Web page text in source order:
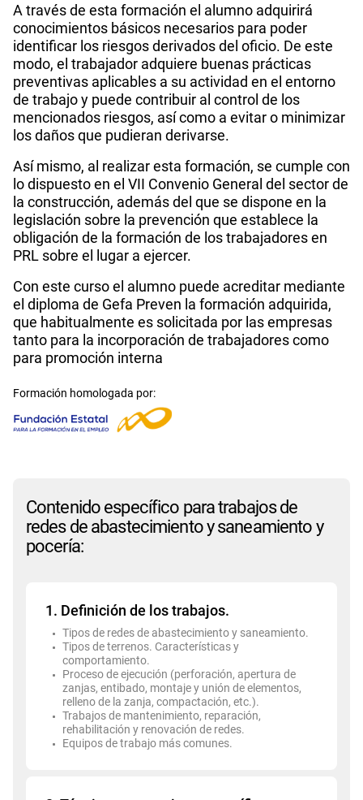
A través de esta formación el alumno adquirirá
conocimientos básicos necesarios para poder
identificar los riesgos derivados del oficio. De este
modo, el trabajador adquiere buenas prácticas
preventivas aplicables a su actividad en el entorno
de trabajo y puede contribuir al control de los
mencionados riesgos, así como a evitar o minimizar
los daños que pudieran derivarse.
Así mismo, al realizar esta formación, se cumple con
lo dispuesto en el VII Convenio General del sector de
la construcción, además del que se dispone en la
legislación sobre la prevención que establece la
obligación de la formación de los trabajadores en
PRL sobre el lugar a ejercer.
Con este curso el alumno puede acreditar mediante
el diploma de Gefa Preven la formación adquirida,
que habitualmente es solicitada por las empresas
tanto para la incorporación de trabajadores como
para promoción interna
Formación homologada por:
Contenido específico para trabajos de
redes de abastecimiento y saneamiento y
pocería:
1. Definición de los trabajos.
Tipos de redes de abastecimiento y saneamiento.
Tipos de terrenos. Características y
comportamiento.
Proceso de ejecución (perforación, apertura de
zanjas, entibado, montaje y unión de elementos,
relleno de la zanja, compactación, etc.).
Trabajos de mantenimiento, reparación,
rehabilitación y renovación de redes.
Equipos de trabajo más comunes.